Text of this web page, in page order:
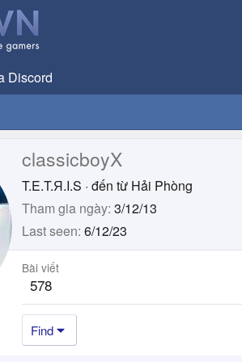
Discord
classicboyX
T.E.T.Я.I.S · đến từ Hải Phòng
Tham gia ngày 3/12/13
Last seen 6/12/23
Bài viết
578
Find